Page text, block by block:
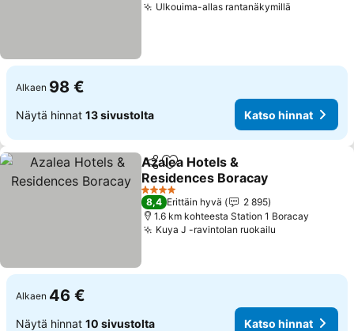
Ulkouima-allas rantanäkymillä
Alkaen 98 €
Näytä hinnat 13 sivustolta Katso hinnat
Jaa Lisää suosikkeihin
Azalea Hotels &
Residences Boracay
4 Tähtiluokitus
8,4 Erittäin hyvä
2 895
1.6 km kohteesta Station 1 Boracay
Kuya J -ravintolan ruokailu
Alkaen 46 €
Näytä hinnat 10 sivustolta Katso hinnat